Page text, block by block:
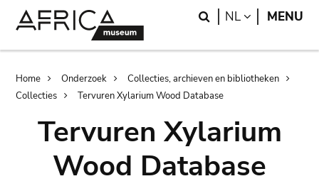
Search
NL LANGUAGE
MENU
Breadcrumb
Home Onderzoek
Collecties, archieven en bibliotheken
Collecties
Tervuren Xylarium Wood Database
Tervuren Xylarium
Wood Database